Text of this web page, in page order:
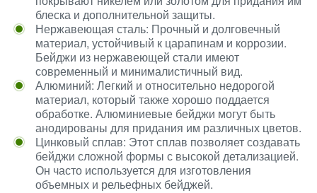
блеска и дополнительной защиты.
Нержавеющая сталь: Прочный и долговечный
материал, устойчивый к царапинам и коррозии.
Бейджи из нержавеющей стали имеют
современный и минималистичный вид.
Алюминий: Легкий и относительно недорогой
материал, который также хорошо поддается
обработке. Алюминиевые бейджи могут быть
анодированы для придания им различных цветов.
Цинковый сплав: Этот сплав позволяет создавать
бейджи сложной формы с высокой детализацией.
Он часто используется для изготовления
объемных и рельефных бейджей.